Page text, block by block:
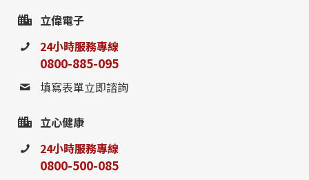
立偉電子
24小時服務專線
0800-885-095
填寫表單立即諮詢
立心健康
24小時服務專線
0800-500-085